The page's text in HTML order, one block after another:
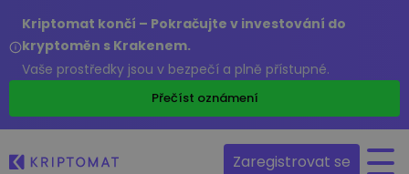
Kriptomat končí – Pokračujte v investování do
kryptoměn s Krakenem.
Vaše prostředky jsou v bezpečí a plně přístupné.
Přečíst oznámení
Zaregistrovat se